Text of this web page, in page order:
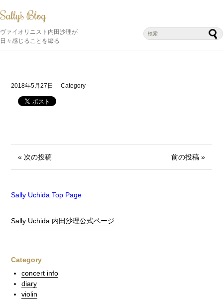
ヴァイオリニスト内田沙理が
日々感じることを綴る
2018年5月27日 Category -
« 次の投稿 前の投稿 »
Sally Uchida Top Page
Sally Uchida 内田沙理公式ページ
Category
concert info
diary
violin